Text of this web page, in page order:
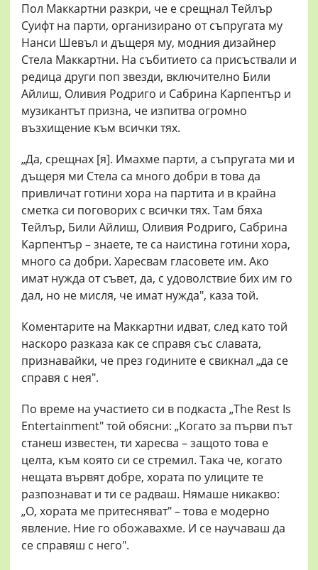
Пол Маккартни разкри, че е срещнал Тейлър
Суифт на парти, организирано от съпругата му
Нанси Шевъл и дъщеря му, модния дизайнер
Стела Маккартни. На събитието са присъствали и
редица други поп звезди, включително Били
Айлиш, Оливия Родриго и Сабрина Карпентър и
музикантът призна, че изпитва огромно
възхищение към всички тях.
„Да, срещнах [я]. Имахме парти, а съпругата ми и
дъщеря ми Стела са много добри в това да
привличат готини хора на партита и в крайна
сметка си поговорих с всички тях. Там бяха
Тейлър, Били Айлиш, Оливия Родриго, Сабрина
Карпентър – знаете, те са наистина готини хора,
много са добри. Харесвам гласовете им. Ако
имат нужда от съвет, да, с удоволствие бих им го
дал, но не мисля, че имат нужда", каза той.
Коментарите на Маккартни идват, след като той
наскоро разказа как се справя със славата,
признавайки, че през годините е свикнал „да се
справя с нея".
По време на участието си в подкаста „The Rest Is
Entertainment" той обясни: „Когато за първи път
станеш известен, ти харесва – защото това е
целта, към която си се стремил. Така че, когато
нещата вървят добре, хората по улиците те
разпознават и ти се радваш. Нямаше никакво:
„О, хората ме притесняват" – това е модерно
явление. Ние го обожавахме. И се научаваш да
се справяш с него".